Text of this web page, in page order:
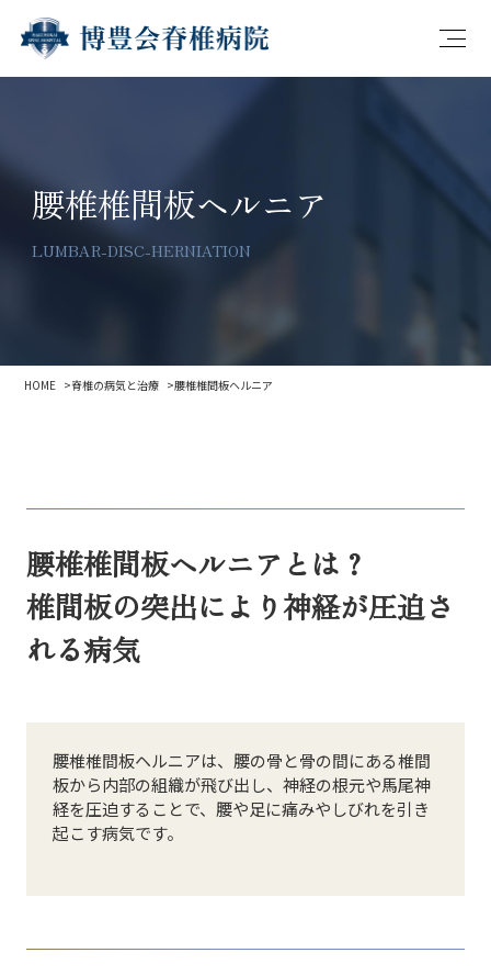
腰椎椎間板ヘルニア
LUMBAR-DISC-HERNIATION
HOME 脊椎の病気と治療 腰椎椎間板ヘルニア
腰椎椎間板ヘルニアとは？
椎間板の突出により神経が圧迫さ
れる病気
腰椎椎間板ヘルニアは、腰の骨と骨の間にある椎間
板から内部の組織が飛び出し、神経の根元や馬尾神
経を圧迫することで、腰や足に痛みやしびれを引き
起こす病気です。